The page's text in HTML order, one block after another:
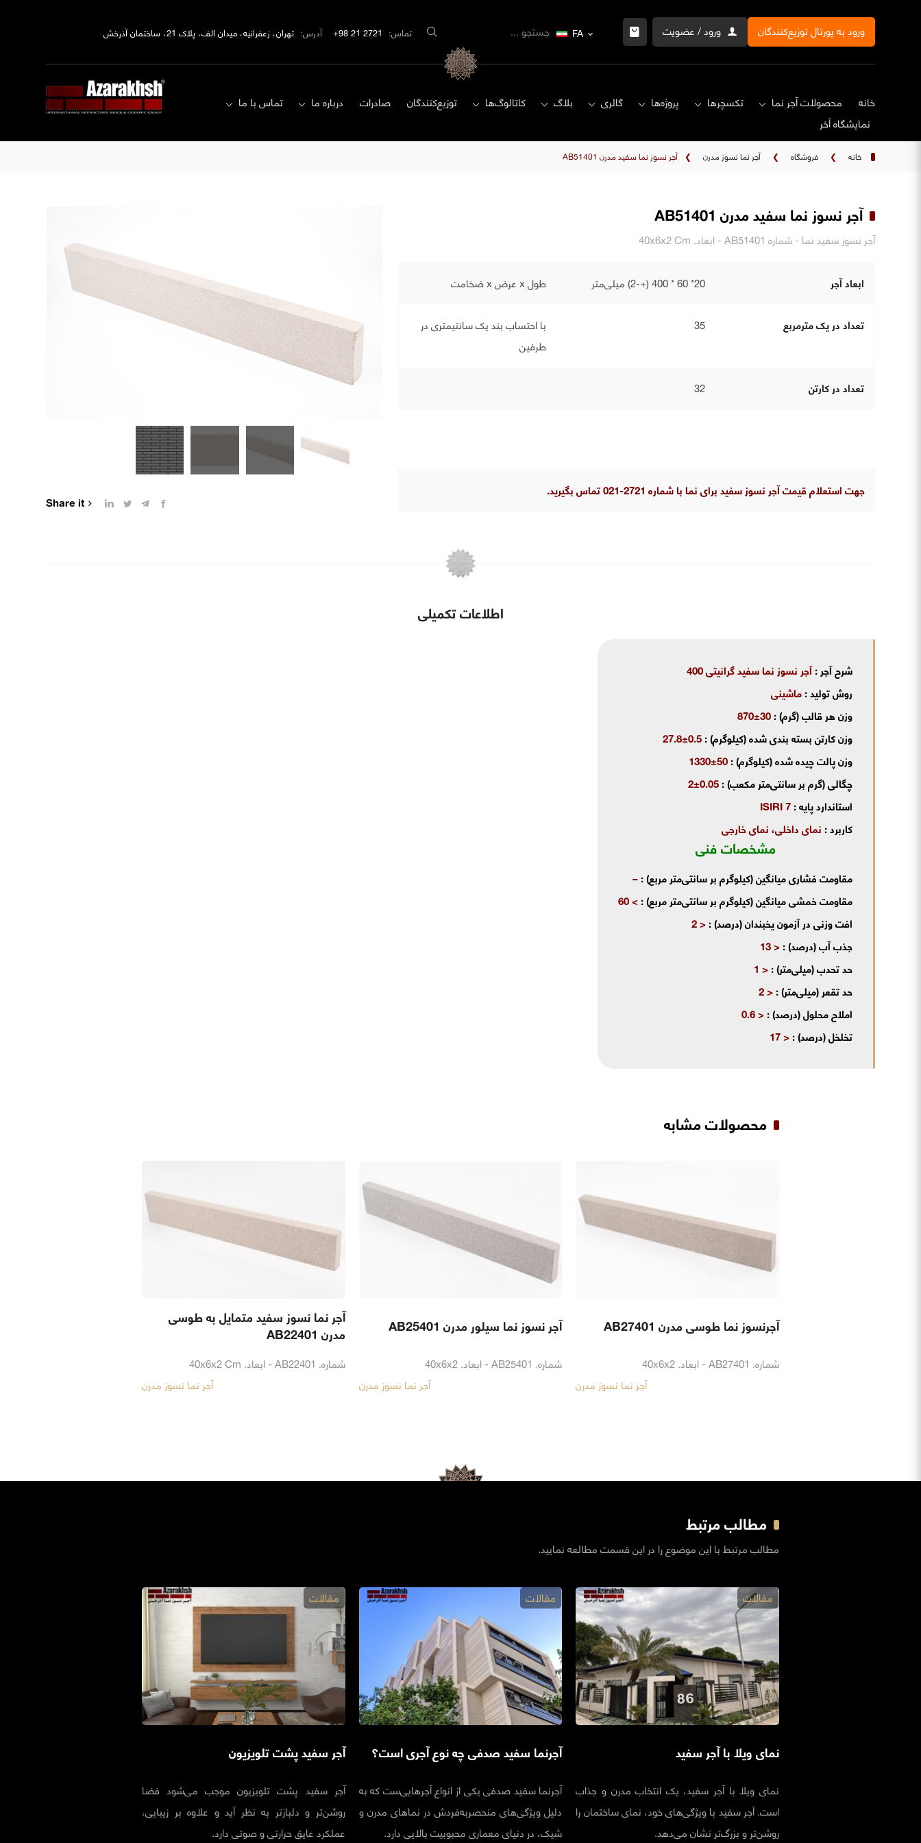
ورود به پورتال توزیع‌کنندگان ورود / عضویت FA تماس: 2721 21 98+ آدرس: تهران، زعفرانیه، میدان الف، پلاک 21، ساختمان آذرخش
خانه محصولات آجر نما تکسچرها پروژه‌ها گالری بلاگ کاتالوگ‌ها توزیع‌کنندگان صادرات درباره ما
تماس با ما
نمایشگاه‌ آخر
خانه ❯ فروشگاه ❯ آجر نما نسوز مدرن ❯ آجر نسوز نما سفید مدرن AB51401
آجر نسوز نما سفید مدرن AB51401
آجر نسوز سفید نما - شماره AB51401 - ابعاد. 40x6x2 Cm
ابعاد آجر 20* 60 * 400 (+-2) میلی‌متر
طول x عرض x ضخامت
تعداد در یک مترمربع
35
با احتساب بند یک سانتیمتری در
طرفین
تعداد در کارتن
32
جهت استعلام قیمت آجر نسوز سفید برای نما با شماره 2721-021 تماس بگیرید.
اطلاعات تکمیلی
شرح آجر :آجر نسوز نما سفید گرانیتی 400
روش تولید :ماشینی
وزن هر قالب (گرم) :30±870
وزن کارتن بسته بندی شده (کیلوگرم) :0.5±27.8
وزن پالت چیده شده (کیلوگرم) :50±1330
چگالی (گرم بر سانتی‌متر مکعب) :0.05±2
استاندارد پایه :ISIRI 7
کاربرد :نمای داخلی، نمای خارجی
مشخصات فنی
مقاومت فشاری میانگین (کیلوگرم بر سانتی‌متر مربع) :–
مقاومت خمشی میانگین (کیلوگرم بر سانتی‌متر مربع) :> 60
افت وزنی در آزمون یخبندان (درصد) :< 2
جذب آب (درصد) :< 13
حد تحدب (میلی‌متر) :< 1
حد تقعر (میلی‌متر) :< 2
املاح محلول (درصد) :< 0.6
تخلخل (درصد) :< 17
محصولات مشابه
آجرنسوز نما طوسی مدرن AB27401
شماره. AB27401 - ابعاد. 40x6x2
آجر نما نسوز مدرن
آجر نسوز نما سیلور مدرن AB25401
شماره. AB25401 - ابعاد. 40x6x2
آجر نما نسوز مدرن
آجر نما نسوز سفید متمایل به طوسی
مدرن AB22401
شماره. AB22401 - ابعاد. 40x6x2 Cm
آجر نما نسوز مدرن
مطالب مرتبط
مطالب مرتبط با این موضوع را در این قسمت مطالعه نمایید.
نمای ویلا با آجر سفید
نمای ویلا با آجر سفید، یک انتخاب مدرن و جذاب
است. آجر سفید با ویژگی‌های خود، نمای ساختمان را
روشن‌تر و بزرگ‌تر نشان می‌دهد.
مقالات
آجرنما سفید صدفی چه نوع آجری است؟
آجرنما سفید صدفی یکی از انواع آجرهایی‌ست که به
دلیل ویژگی‌های منحصربه‌فردش در نماهای مدرن و
شیک، در دنیای معماری محبوبیت بالایی دارد.
مقالات
آجر سفید پشت تلویزیون
آجر سفید پشت تلویزیون موجب می‌شود فضا
روشن‌تر و دلباز‌تر به نظر آید و علاوه بر زیبایی،
عملکرد عایق حرارتی و صوتی دارد.
مقالات